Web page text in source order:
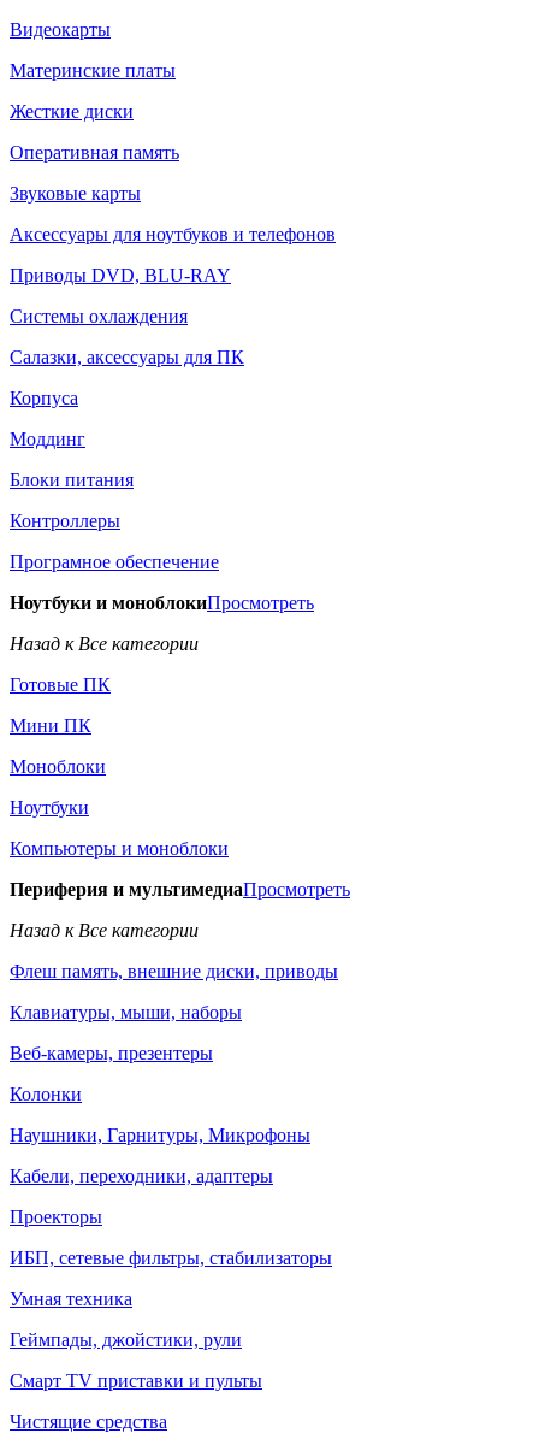
Видеокарты
Материнские платы
Жесткие диски
Оперативная память
Звуковые карты
Аксессуары для ноутбуков и телефонов
Приводы DVD, BLU-RAY
Системы охлаждения
Салазки, аксессуары для ПК
Корпуса
Моддинг
Блоки питания
Контроллеры
Програмное обеспечение
Ноутбуки и моноблокиПросмотреть
Назад к Все категории
Готовые ПК
Мини ПК
Моноблоки
Ноутбуки
Компьютеры и моноблоки
Периферия и мультимедиаПросмотреть
Назад к Все категории
Флеш память, внешние диски, приводы
Клавиатуры, мыши, наборы
Веб-камеры, презентеры
Колонки
Наушники, Гарнитуры, Микрофоны
Кабели, переходники, адаптеры
Проекторы
ИБП, сетевые фильтры, стабилизаторы
Умная техника
Геймпады, джойстики, рули
Смарт TV приставки и пульты
Чистящие средства